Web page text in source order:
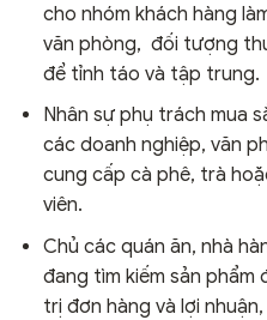
cho nhóm khách hàng
văn phòng, đối tượng
để tỉnh táo và tập trung.
Nhân sự phụ trách mua
các doanh nghiệp, văn
cung cấp cà phê, trà
viên.
Chủ các quán ăn, nhà
đang tìm kiếm sản phẩm
trị đơn hàng và lợi